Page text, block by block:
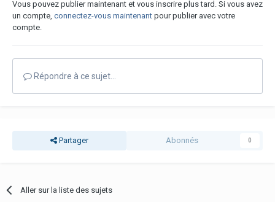
Vous pouvez publier maintenant et vous inscrire plus tard. Si vous avez
un compte, connectez-vous maintenant pour publier avec votre
compte.
Répondre à ce sujet…
Partager Abonnés 0
Aller sur la liste des sujets